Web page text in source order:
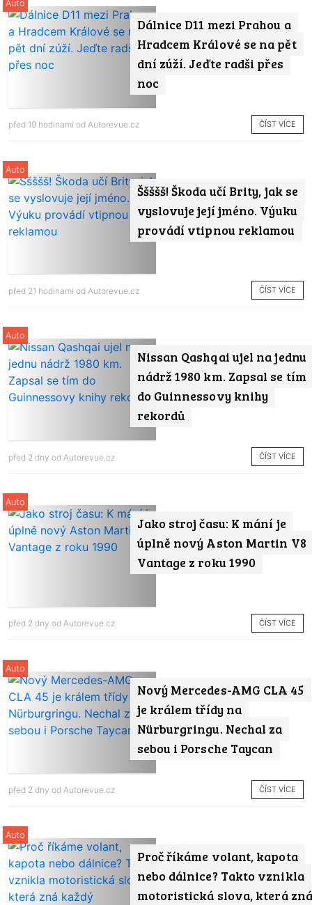
Dálnice D11 mezi Prahou a
Hradcem Králové se na pět
dní zúží. Jeďte radši přes
noc
Auto
před 19 hodinami od Autorevue.cz ČÍST VÍCE
Ššššš! Škoda učí Brity, jak se
vyslovuje její jméno. Výuku
provádí vtipnou reklamou
Auto
před 21 hodinami od Autorevue.cz ČÍST VÍCE
Nissan Qashqai ujel na jednu
nádrž 1980 km. Zapsal se tím
do Guinnessovy knihy
rekordů
Auto
před 2 dny od Autorevue.cz ČÍST VÍCE
Jako stroj času: K mání je
úplně nový Aston Martin V8
Vantage z roku 1990
Auto
před 2 dny od Autorevue.cz ČÍST VÍCE
Nový Mercedes-AMG CLA 45
je králem třídy na
Nürburgringu. Nechal za
sebou i Porsche Taycan
Auto
před 2 dny od Autorevue.cz ČÍST VÍCE
Proč říkáme volant, kapota
nebo dálnice? Takto vznikla
motoristická slova, která zná
Auto